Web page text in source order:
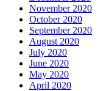
November 2020
October 2020
September 2020
August 2020
July 2020
June 2020
May 2020
April 2020